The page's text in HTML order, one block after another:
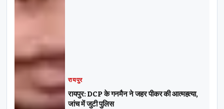
रायपुर
रायपुर: DCP के गनमैन ने जहर पीकर की आत्महत्या,
जांच में जुटी पुलिस